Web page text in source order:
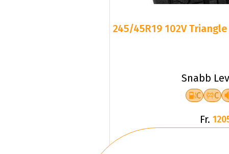
245/45R19 102V
Snabb
C C
Fr.